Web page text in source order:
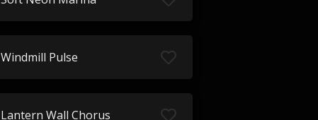
Windmill Pulse
Lantern Wall Chorus